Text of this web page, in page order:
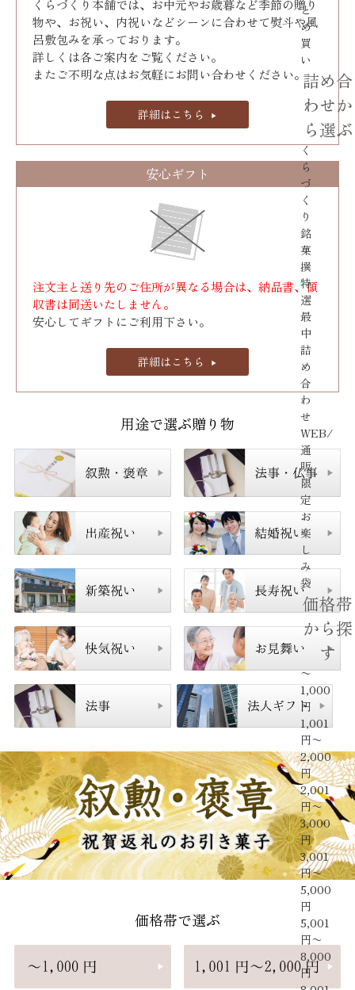
と
め
買
い
詰め合
わせか
ら選ぶ
く
ら
づ
く
り
銘
菓
撰
特
選
最
中
詰
め
合
わ
せ
WEB/
通
販
限
定
お
楽
し
み
袋
価格帯
から探
す
〜
1,000
円
1,001
円〜
2,000
円
2,001
円〜
3,000
円
3,001
円〜
5,000
円
5,001
円〜
8,000
円
くらづくり本舗では、お中元やお歳暮など季節の贈り
物や、お祝い、内祝いなどシーンに合わせて熨斗や風
呂敷包みを承っております｡
詳しくは各ご案内をご覧ください。
またご不明な点はお気軽にお問い合わせください。
詳細はこちら
安心ギフト
注文主と送り先のご住所が異なる場合は、納品書、領
収書は同送いたしません。
安心してギフトにご利用下さい。
詳細はこちら
用途で選ぶ贈り物
価格帯で選ぶ